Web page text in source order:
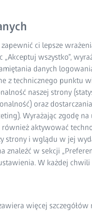
4105 RC za
obrotowego.
skraca się
wyższą
Krótsze czasy
Wysoka
Łatwa obsługa i
ci lepsze
wszystko”,
danych
z technicznego punktu
naszej strony
oraz
Wyrażając zgodę na
aktywować
strony i wglądu w jej
znaleźć w sekcji
W każdej chwili
więcej szczegółów